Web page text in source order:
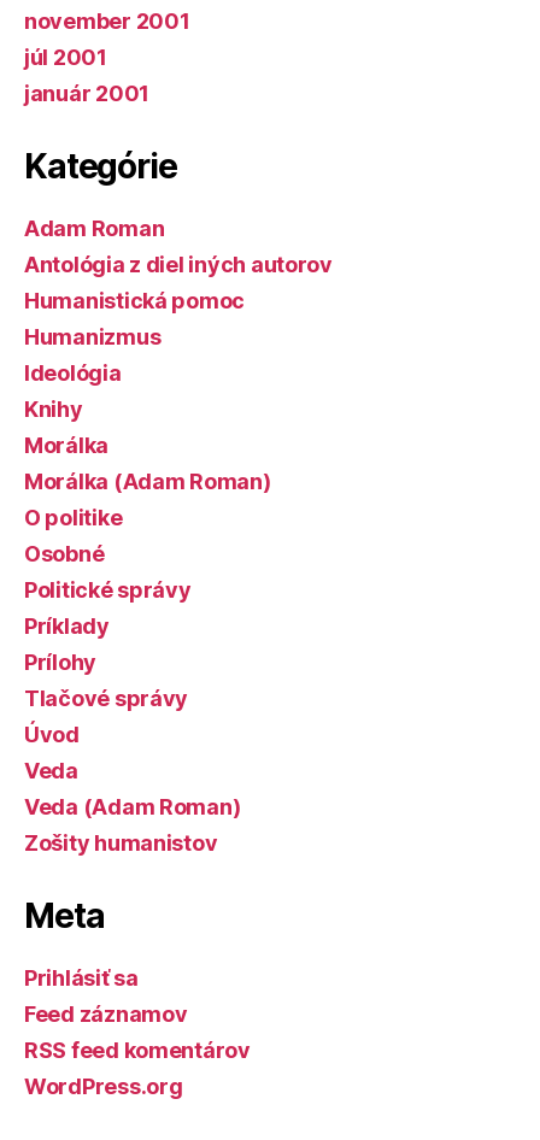
november 2001
júl 2001
január 2001
Kategórie
Adam Roman
Antológia z diel iných autorov
Humanistická pomoc
Humanizmus
Ideológia
Knihy
Morálka
Morálka (Adam Roman)
O politike
Osobné
Politické správy
Príklady
Prílohy
Tlačové správy
Úvod
Veda
Veda (Adam Roman)
Zošity humanistov
Meta
Prihlásiť sa
Feed záznamov
RSS feed komentárov
WordPress.org